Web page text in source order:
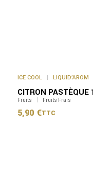
ICE COOL LIQUID’AROM
CITRON
Fruits Fruits Frais
5,90 €TTC
peuvent
choisies
page